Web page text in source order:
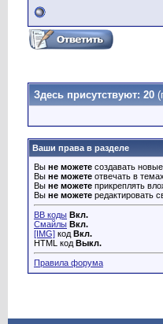
Здесь присутствуют: 20
Ваши права в разделе
Вы не можете создавать
Вы не можете отвечать в темах
Вы не можете прикреплять
Вы не можете редактировать
BB коды Вкл.
Смайлы Вкл.
[IMG] код Вкл.
HTML код Выкл.
Правила форума